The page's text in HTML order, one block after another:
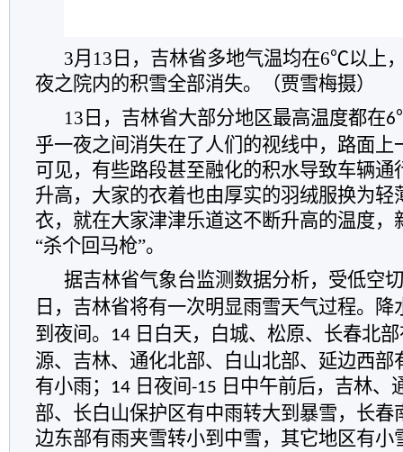
3月13日，吉林省多地气温均在6℃以上
夜之院内的积雪全部消失。（贾雪梅摄）
13 日，吉林省大部分地区最高温度都在6
乎一夜之间消失在了人们的视线中，路面上
可见，有些路段甚至融化的积水导致车辆通
升高，大家的衣着也由厚实的羽绒服换为轻
衣，就在大家津津乐道这不断升高的温度，
“杀个回马枪”。
据吉林省气象台监测数据分析， 受低空
日， 吉林省将有一次明显雨雪天气过程。降
到夜间。
14 日白天，白城、松原、长春北
源、吉林、通化北部、白山北部、延边西部
有小雨；
14 日夜间-15 日中午前后，吉林、
部、长白山保护区有中雨转大到暴雪，长春
边东部有雨夹雪转小到中雪，其它地区有小